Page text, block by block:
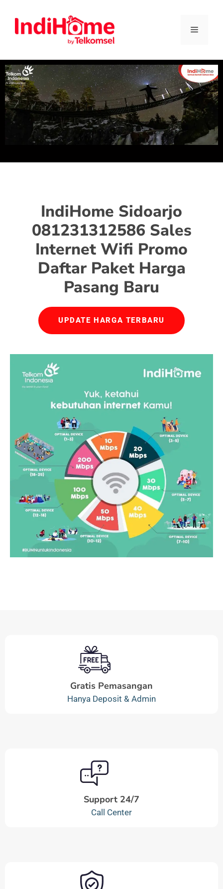
IndiHome Sidoarjo
081231312586 Sales
Internet Wifi Promo
Daftar Paket Harga
Pasang Baru
UPDATE HARGA TERBARU
Gratis Pemasangan
Hanya Deposit & Admin
Support 24/7
Call Center